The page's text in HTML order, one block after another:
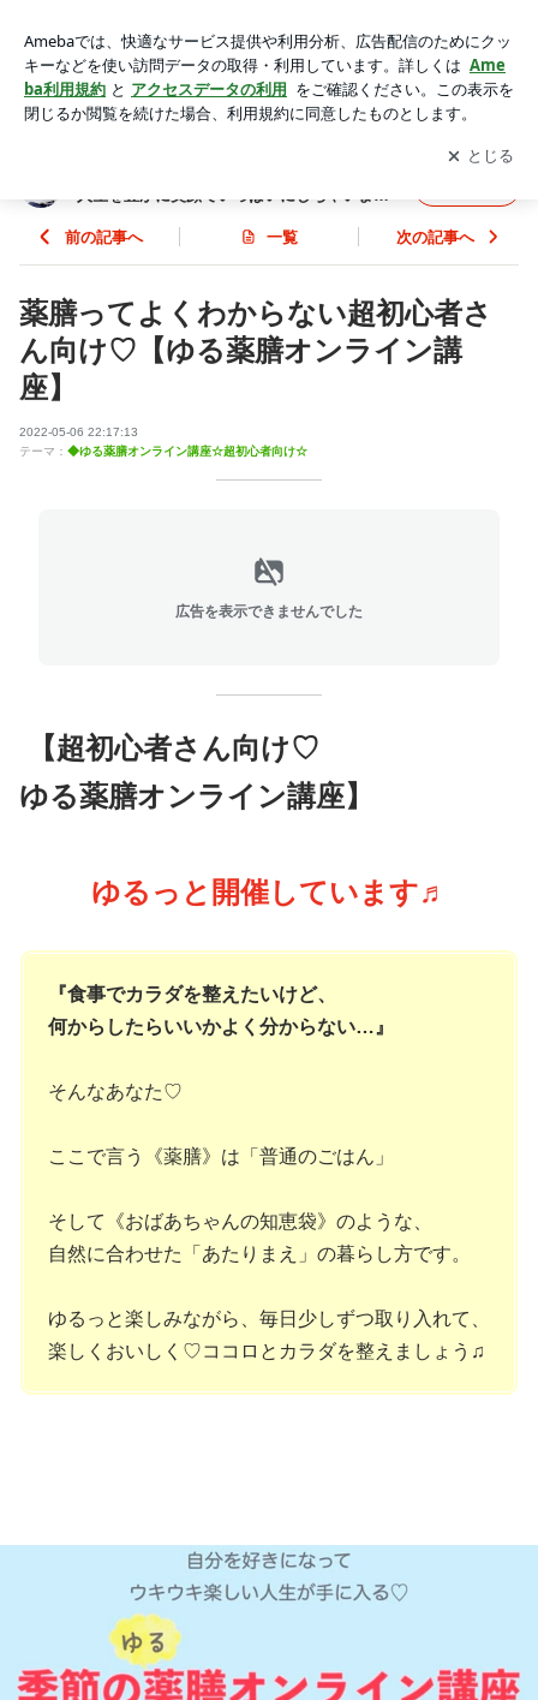
イン講座】 | 『もう楽しい人生しか歩めない！』あなたの人生
を豊かに笑顔でいっぱいにしちゃいます♡風水薬膳®︎ティーセ
ラピスト
アプリをダウンロードして ブログの更新通知
を受け取りまし
ょう。
開く
人生を豊かに笑顔でいっぱいにしちゃいます
前の記事へ 一覧 次の記事へ
薬膳ってよくわからない超初心者さ
ん向け♡【ゆる薬膳オンライン講
座】
2022-05-06 22:17:13
テーマ： ◆ゆる薬膳オンライン講座☆超初心者向け☆
広告を表示できませんでした
【超初心者さん向け♡
ゆる薬膳オンライン講座】
ゆるっと開催しています♬
『食事でカラダを整えたいけど、
何からしたらいいかよく分からない…』
そんなあなた♡
ここで言う《薬膳》は「普通のごはん」
そして《おばあちゃんの知恵袋》のような、
自然に合わせた「あたりまえ」の暮らし方です。
ゆるっと楽しみながら、毎日少しずつ取り入れて、
楽しくおいしく♡ココロとカラダを整えましょう♫